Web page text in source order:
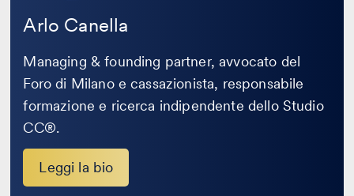
Arlo Canella
Managing & founding partner, avvocato del
Foro di Milano e cassazionista, responsabile
formazione e ricerca indipendente dello Studio
CC®.
Leggi la bio